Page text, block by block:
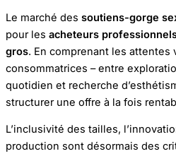
Le marché des soutiens-gorge
pour les acheteurs
gros. En comprenant les attentes
consommatrices – entre
quotidien et recherche
structurer une offre à la fois
L’inclusivité des tailles,
production sont désormais des